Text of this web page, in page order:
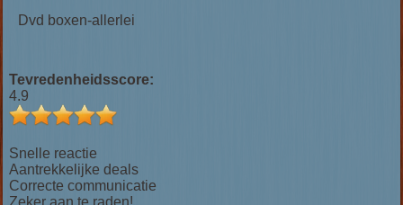
Dvd boxen-allerlei
Tevredenheidsscore:
4.9
Snelle reactie
Aantrekkelijke deals
Correcte communicatie
Zeker aan te raden!